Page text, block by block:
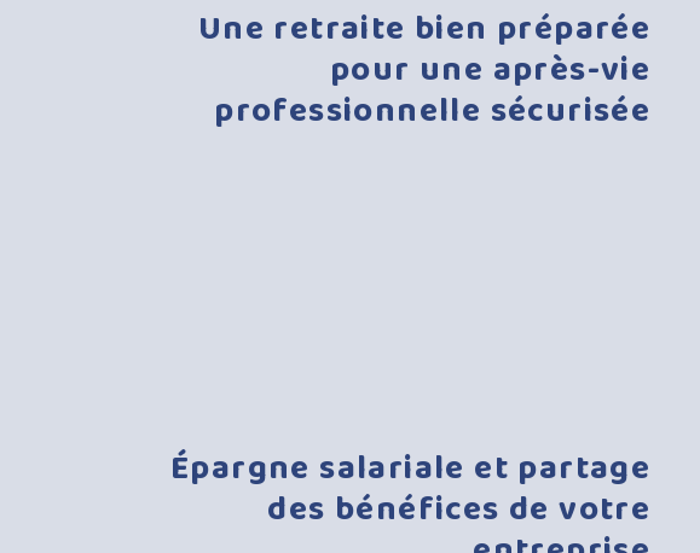
Une retraite bien préparée
pour une après-vie
professionnelle sécurisée
Épargne salariale et partage
des bénéfices de votre